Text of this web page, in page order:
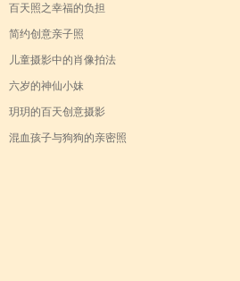
百天照之幸福的负担
简约创意亲子照
儿童摄影中的肖像拍法
六岁的神仙小妹
玥玥的百天创意摄影
混血孩子与狗狗的亲密照